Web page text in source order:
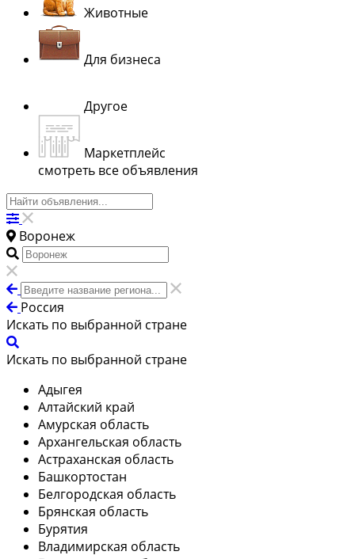
Животные
Для бизнеса
Другое
Маркетплейс
смотреть все объявления
Воронеж
Россия
Искать по выбранной стране
Искать по выбранной стране
Адыгея
Алтайский край
Амурская область
Архангельская область
Астраханская область
Башкортостан
Белгородская область
Брянская область
Бурятия
Владимирская область